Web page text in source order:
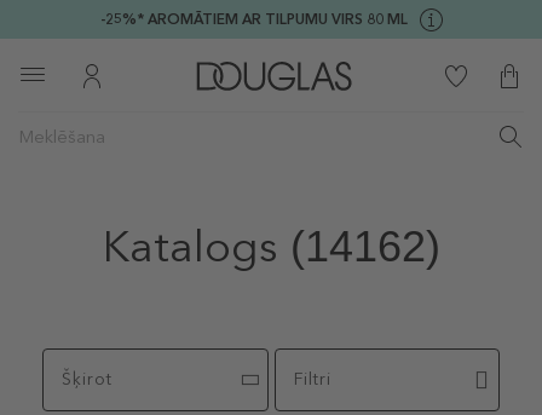
-25%* AROMĀTIEM AR TILPUMU VIRS 80 ML
Katalogs (14162)
Šķirot Filtri